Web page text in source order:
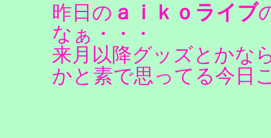
昨日の ａｉｋｏライブ
なぁ・・・
来月以降グッズとかな
かと素で思ってる今日